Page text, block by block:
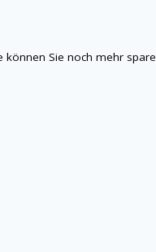
können Sie noch mehr